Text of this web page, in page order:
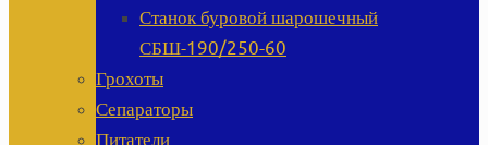
Станок буровой шарошечный
СБШ-190/250-60
Грохоты
Сепараторы
Питатели